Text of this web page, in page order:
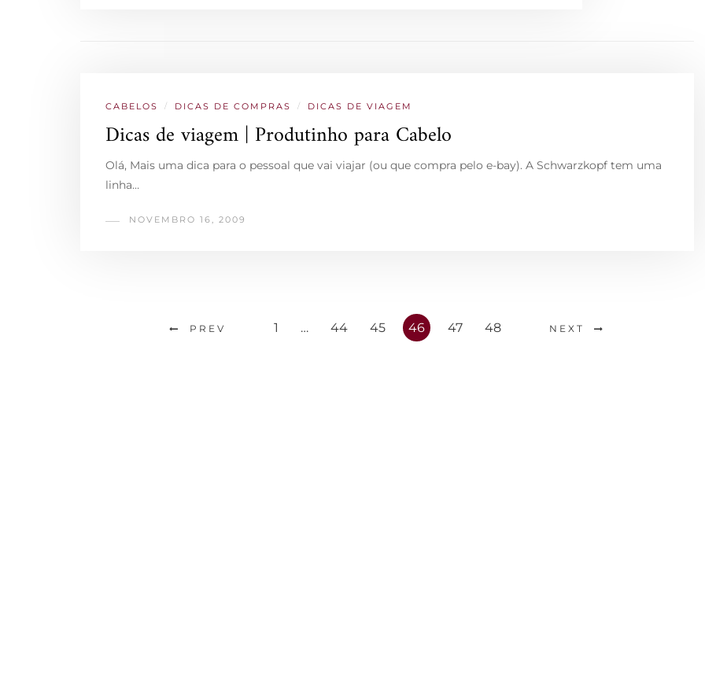
CABELOS / DICAS DE COMPRAS / DICAS DE VIAGEM
Dicas de viagem | Produtinho para Cabelo
Olá, Mais uma dica para o pessoal que vai viajar (ou que compra pelo e-bay). A Schwarzkopf tem uma
linha…
NOVEMBRO 16, 2009
PREV 1 … 44 45 46 47 48 NEXT